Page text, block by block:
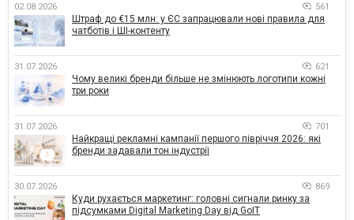
02.08.2026 561
Штраф до €15 млн: у ЄС запрацювали нові правила для
чатботів і ШІ-контенту
31.07.2026 621
Чому великі бренди більше не змінюють логотипи кожні
три роки
31.07.2026 701
Найкращі рекламні кампанії першого півріччя 2026: які
бренди задавали тон індустрії
30.07.2026 869
Куди рухається маркетинг: головні сигнали ринку за
підсумками Digital Marketing Day від GoIT